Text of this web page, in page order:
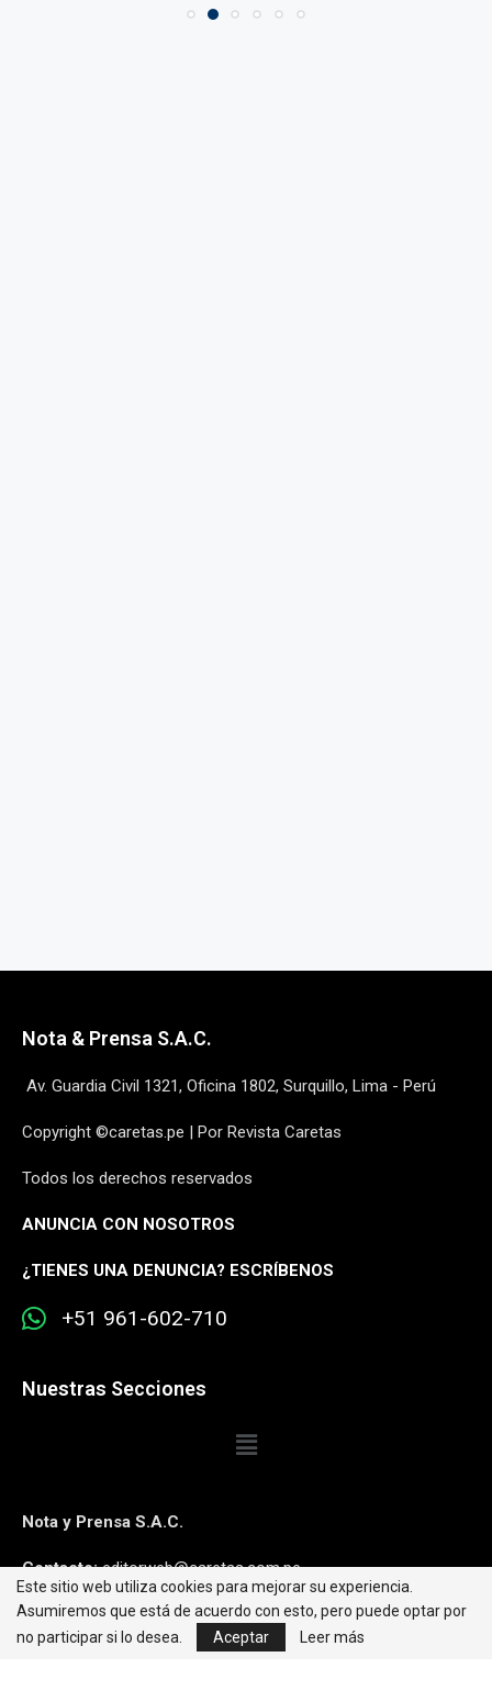
Nota & Prensa S.A.C.
Av. Guardia Civil 1321, Oficina 1802, Surquillo, Lima - Perú
Copyright ©caretas.pe | Por Revista Caretas
Todos los derechos reservados
ANUNCIA CON NOSOTROS
¿TIENES UNA DENUNCIA? ESCRÍBENOS
+51 961-602-710
Nuestras Secciones
Nota y Prensa S.A.C.
Contacto:editorweb@caretas.com.pe
Síguenos:
Este sitio web utiliza cookies para mejorar su experiencia.
Asumiremos que está de acuerdo con esto, pero puede optar por
no participar si lo desea.
Aceptar Leer más